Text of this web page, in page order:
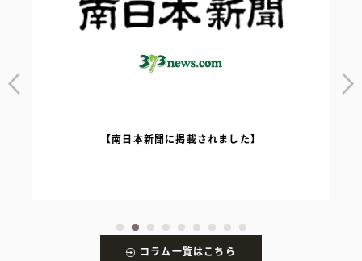
【南日本新聞に掲載されました】
コラム一覧はこちら